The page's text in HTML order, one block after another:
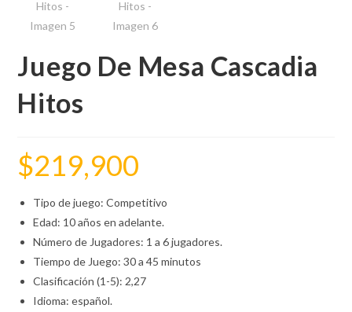
Juego De Mesa Cascadia
Hitos
$219,900
Tipo de juego: Competitivo
Edad: 10 años en adelante.
Número de Jugadores: 1 a 6 jugadores.
Tiempo de Juego: 30 a 45 minutos
Clasificación (1-5): 2,27
Idioma: español.